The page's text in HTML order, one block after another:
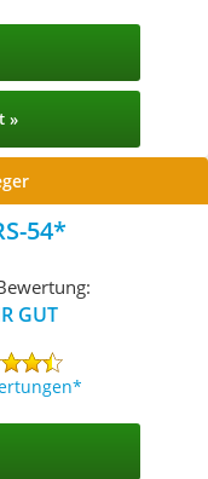
»
54
GUT